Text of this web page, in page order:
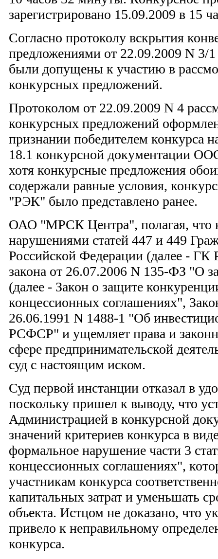
зарегистрировано 15.09.2009 в 15
Согласно протоколу вскрытия
предложениями от 22.09.2009 N
были допущены к участию в
конкурсных предложений.
Протоколом от 22.09.2009 N 4
конкурсных предложений
признании победителем конкурса
18.1 конкурсной документации
хотя конкурсные предложения
содержали равные условия,
"РЭК" было представлено ранее.
ОАО "МРСК Центра", полагая, что
нарушениями статей 447 и 449
Российской Федерации (далее - ГК
закона от 26.07.2006 N 135-ФЗ "О
(далее - Закон о защите
концессионных соглашениях",
26.06.1991 N 1488-1 "Об
РСФСР" и ущемляет права и
сфере предпринимательской
суд с настоящим иском.
Суд первой инстанции отказал в
поскольку пришел к выводу, что
Администрацией в конкурсной
значений критериев конкурса в
формальное нарушение части 3
концессионных соглашениях",
участникам конкурса
капитальных затрат и уменьшать
объекта. Истцом не доказано, что
привело к неправильному
конкурса.